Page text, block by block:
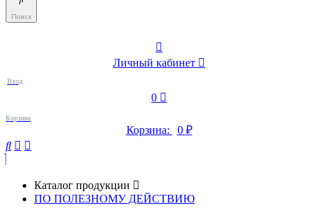
Поиск
Личный кабинет
Вход
0
Корзина
Корзина: 0 ₽
Каталог продукции
ПО ПОЛЕЗНОМУ ДЕЙСТВИЮ